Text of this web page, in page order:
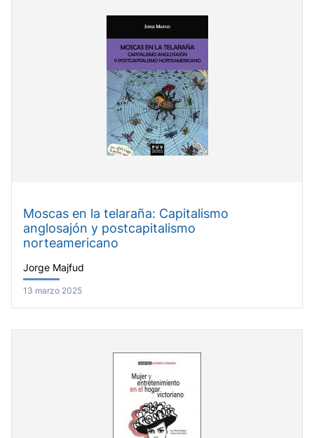
Moscas en la telaraña: Capitalismo
anglosajón y postcapitalismo
norteamericano
Jorge Majfud
13 marzo 2025